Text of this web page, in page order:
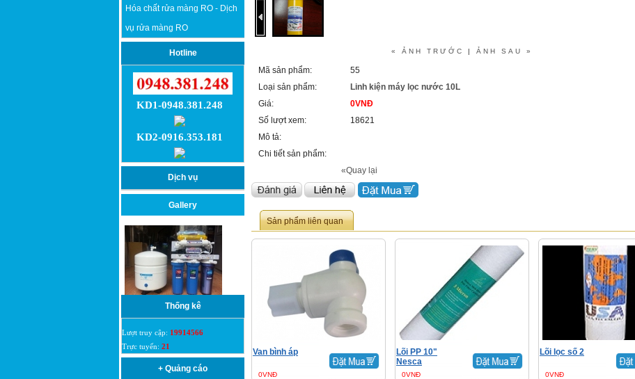
Hóa chất rửa màng RO - Dịch
vụ rửa màng RO
Hotline
KD1-0948.381.248
KD2-0916.353.181
Dịch vụ
Gallery
Thống kê
Lượt truy cập: 19914566
Trực tuyến: 21
+ Quảng cáo
« ẢNH TRƯỚC | ẢNH SAU »
Mã sản phẩm:
55
Loại sản phẩm:
Linh kiện máy lọc nước 10L
Giá:
0VNĐ
Số lượt xem:
18621
Mô tả:
Chi tiết sản phẩm:
«Quay lại
Sản phẩm liên quan
Van bình áp
0VNĐ
Lõi PP 10"
Nesca
0VNĐ
Lõi lọc số 2
0VNĐ